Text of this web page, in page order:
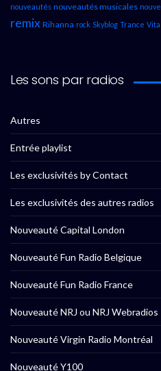
nouveautés nouveautés musicales
remix Rihanna rock Skyblog Trance
Les sons par radios
Autres
Entrée playlist
Les exclusivités by Contact
Les exclusivités des autres radios
Nouveauté Capital London
Nouveauté Fun Radio Belgique
Nouveauté Fun Radio France
Nouveauté NRJ ou NRJ Webradios
Nouveauté Virgin Radio Montréal
Nouveauté Y100